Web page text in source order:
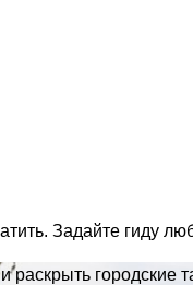
Задайте гиду
раскрыть городские